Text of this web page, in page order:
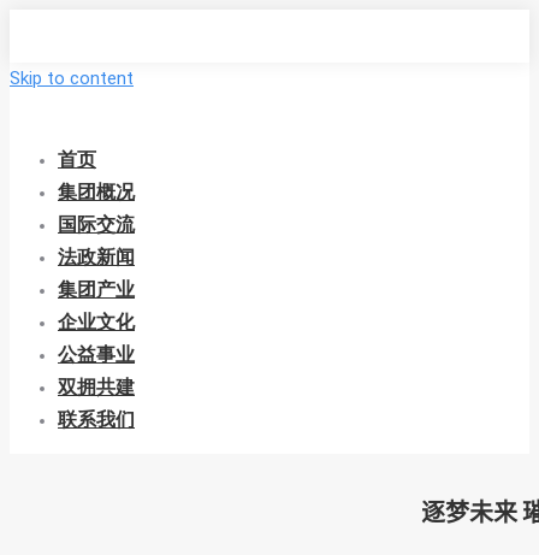
Skip to content
首页
集团概况
国际交流
法政新闻
集团产业
企业文化
公益事业
双拥共建
联系我们
逐梦未来